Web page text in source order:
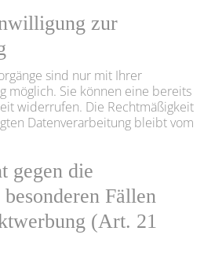
zur
sind nur mit Ihrer
möglich. Sie können eine bereits
widerrufen. Die Rechtmäßigkeit
Datenverarbeitung bleibt vom
gegen die
Fällen
(Art. 21